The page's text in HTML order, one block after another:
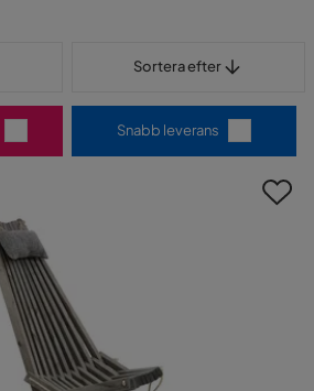
Sortera efter
Snabb leverans